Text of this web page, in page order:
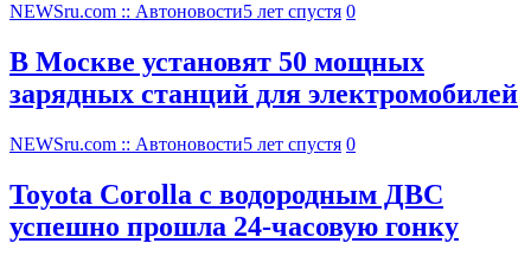
NEWSru.com :: Автоновости5 лет спустя 0
В Москве установят 50 мощных
зарядных станций для электромобилей
NEWSru.com :: Автоновости5 лет спустя 0
Toyota Corolla с водородным ДВС
успешно прошла 24-часовую гонку